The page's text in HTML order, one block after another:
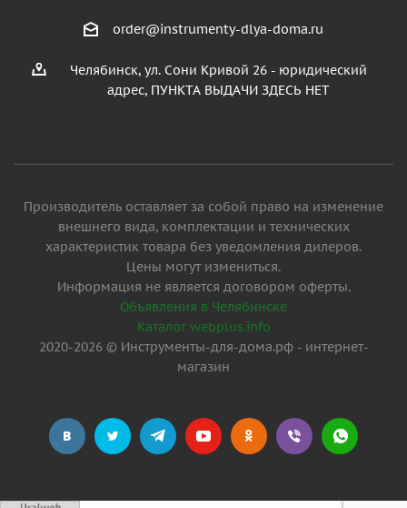
order@instrumenty-dlya-doma.ru
Челябинск, ул. Сони Кривой 26 - юридический
адрес, ПУНКТА ВЫДАЧИ ЗДЕСЬ НЕТ
Производитель оставляет за собой право на изменение
внешнего вида, комплектации и технических
характеристик товара без уведомления дилеров.
Цены могут измениться.
Информация не является договором оферты.
Объявления в Челябинске
Каталог webplus.info
2020-2026 © Инструменты-для-дома.рф - интернет-
магазин